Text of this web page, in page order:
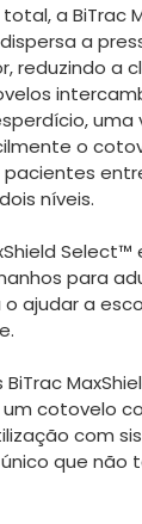
English
a BiTrac
a
reduzindo a
uma
o
níveis.
Select™
para
ajudar a
cotovelo
com
que não